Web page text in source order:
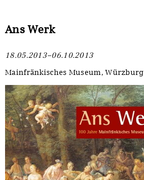
Ans Werk
18.05.2013–06.10.2013
Mainfränkisches Museum, Würzburg
Stellenangebote
UKRAINE-Förderlinie
Zwischenfinanzierung